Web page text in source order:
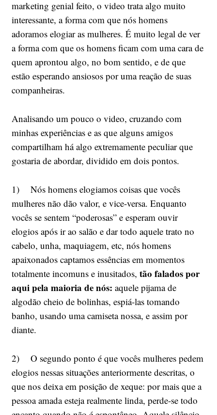
marketing genial feito, o video trata algo muito
interessante, a forma com que nós homens
adoramos elogiar as mulheres. É muito legal de ver
a forma com que os homens ficam com uma cara de
quem aprontou algo, no bom sentido, e de que
estão esperando ansiosos por uma reação de suas
companheiras.
Analisando um pouco o video, cruzando com
minhas experiências e as que alguns amigos
compartilham há algo extremamente peculiar que
gostaria de abordar, dividido em dois pontos.
1) Nós homens elogiamos coisas que vocês
mulheres não dão valor, e vice-versa. Enquanto
vocês se sentem “poderosas” e esperam ouvir
elogios após ir ao salão e dar todo aquele trato no
cabelo, unha, maquiagem, etc, nós homens
apaixonados captamos essências em momentos
totalmente incomuns e inusitados, tão falados por
aqui pela maioria de nós: aquele pijama de
algodão cheio de bolinhas, espiá-las tomando
banho, usando uma camiseta nossa, e assim por
diante.
2) O segundo ponto é que vocês mulheres pedem
elogios nessas situações anteriormente descritas, o
que nos deixa em posição de xeque: por mais que a
pessoa amada esteja realmente linda, perde-se todo